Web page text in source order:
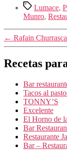
Etiquetas
Lumace,
Munro,
← Rafain
Recetas
Bar
Tacos al
TONNY’S
Excelente
El Horno de
Bar
Restaurante
Bar –